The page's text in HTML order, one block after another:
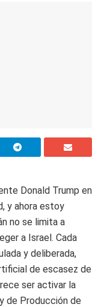
Donald Trump en
y ahora estoy
no se limita a
a Israel. Cada
y deliberada,
de escasez de
ser activar la
de Producción de